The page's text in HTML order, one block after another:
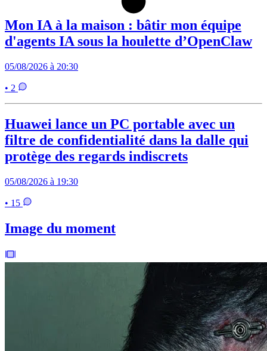
Mon IA à la maison : bâtir mon équipe
d'agents IA sous la houlette d’OpenClaw
05/08/2026 à 20:30
• 2
Huawei lance un PC portable avec un
filtre de confidentialité dans la dalle qui
protège des regards indiscrets
05/08/2026 à 19:30
• 15
Image du moment